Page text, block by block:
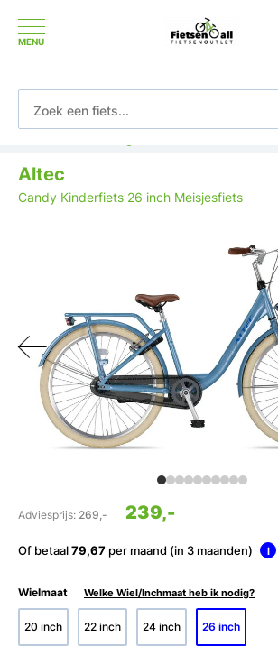
MENU
Altec
Candy Kinderfiets 26 inch Meisjesfiets
Adviesprijs: 269,- 239,-
Of betaal79,67 per maand (in 3 maanden) i
Wielmaat Welke Wiel/Inchmaat heb ik nodig?
20 inch 22 inch 24 inch 26 inch